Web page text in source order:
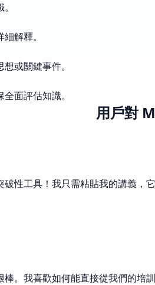
解釋。
或關鍵事件。
面評估知識。
用戶對
性工具！我只需粘貼我的講義
。我喜歡如何能直接從我們的培